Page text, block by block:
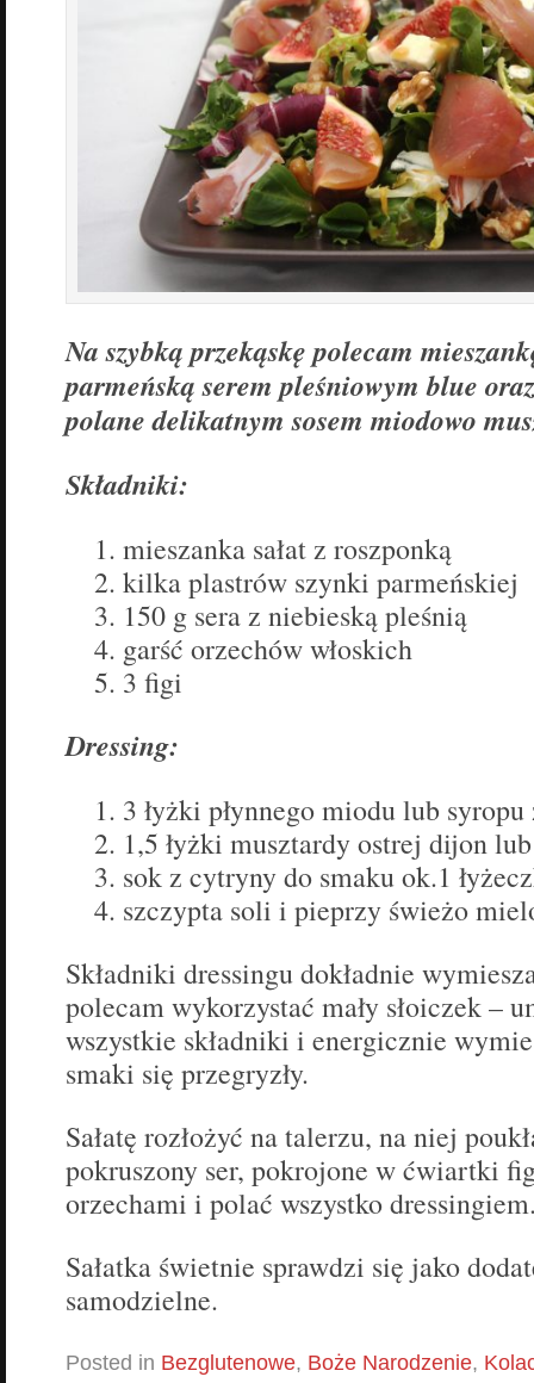
Na szybką przekąskę polecam
parmeńską serem pleśniowym blue
polane delikatnym sosem miodowo
Składniki:
mieszanka sałat z roszponką
kilka plastrów szynki parmeńskiej
150 g sera z niebieską pleśnią
garść orzechów włoskich
3 figi
Dressing:
3 łyżki płynnego miodu lub syropu
1,5 łyżki musztardy ostrej dijon
sok z cytryny do smaku ok.1
szczypta soli i pieprzy świeżo
Składniki dressingu dokładnie
polecam wykorzystać mały słoiczek –
wszystkie składniki i energicznie
smaki się przegryzły.
Sałatę rozłożyć na talerzu, na niej
pokruszony ser, pokrojone w ćwiartki
orzechami i polać wszystko
Sałatka świetnie sprawdzi się jako
samodzielne.
Posted in Bezglutenowe, Boże Narodzenie,